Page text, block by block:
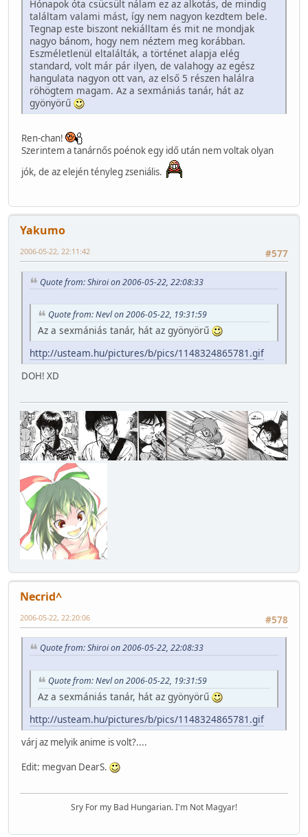
Hónapok óta csücsült nálam ez az alkotás, de mindig
találtam valami mást, így nem nagyon kezdtem bele.
Tegnap este biszont nekiálltam és mit ne mondjak
nagyo bánom, hogy nem néztem meg korábban.
Eszméletlenül eltalálták, a történet alapja elég
standard, volt már pár ilyen, de valahogy az egész
hangulata nagyon ott van, az első 5 részen halálra
röhögtem magam. Az a sexmániás tanár, hát az
gyönyörű
Ren-chan!
Szerintem a tanárnős poénok egy idő után nem voltak olyan
jók, de az elején tényleg zseniális.
Yakumo
#577
2006-05-22, 22:11:42
Quote from: Shiroi on 2006-05-22, 22:08:33
Quote from: Nevl on 2006-05-22, 19:31:59
Az a sexmániás tanár, hát az gyönyörű
http://usteam.hu/pictures/b/pics/1148324865781.gif
DOH! XD
Necrid^
#578
2006-05-22, 22:20:06
Quote from: Shiroi on 2006-05-22, 22:08:33
Quote from: Nevl on 2006-05-22, 19:31:59
Az a sexmániás tanár, hát az gyönyörű
http://usteam.hu/pictures/b/pics/1148324865781.gif
várj az melyik anime is volt?....
Edit: megvan DearS.
Sry For my Bad Hungarian. I'm Not Magyar!